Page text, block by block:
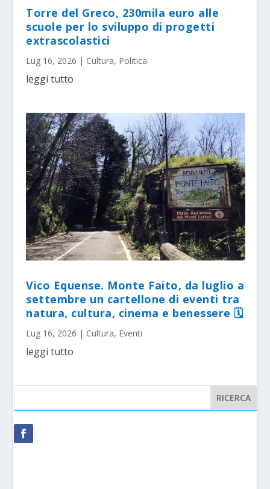
Torre del Greco, 230mila euro alle
scuole per lo sviluppo di progetti
extrascolastici
Lug 16, 2026 | Cultura, Politica
leggi tutto
Vico Equense. Monte Faito, da luglio a
settembre un cartellone di eventi tra
natura, cultura, cinema e benessere 🗓
Lug 16, 2026 | Cultura, Eventi
leggi tutto